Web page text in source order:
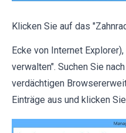
Klicken Sie auf das
Ecke von Internet
verwalten". Suchen Sie
verdächtigen
Einträge aus und klicken